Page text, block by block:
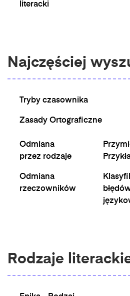
literacki
Najczęściej
Tryby czasownika
Zasady Ortograficzne
Odmiana
przez rodzaje
Odmiana
rzeczowników
Rodzaje